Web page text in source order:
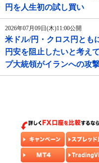
円を人生初の試し買い
2026年07月09日(木)11:00公開
米ドル/円・クロス円とも
円安を阻止したいと考え
プ大統領がイランへの攻